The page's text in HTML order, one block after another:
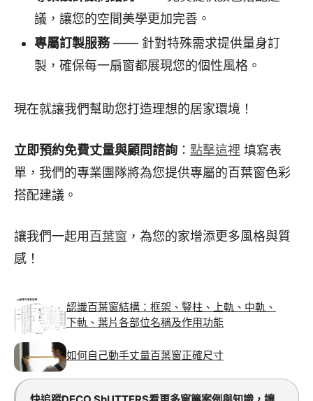
議，讓您的空間美學更加完善。
專屬訂製服務—— 針對特殊需求提供量身訂
製，確保每一扇窗都展現您的個性風格。
現在就讓我們幫助您打造理想的居家環境！
立即預約免費丈量與顧問諮詢 ： 點擊這裡 填寫表
單，我們的專業團隊將為您提供專屬的百葉窗色彩
搭配建議。
讓我們一起用百葉窗 ，為您的家增添更多風格與質
感！
認識百葉窗結構：框架、豎柱、上軌、中軌、
下軌、葉片各部位名稱及作用功能
如何自己動手丈量百葉窗正確尺寸